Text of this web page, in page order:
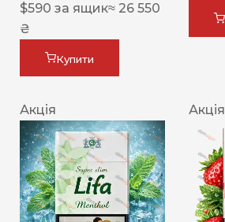
$590 за ящик≈ 26 550
₴
Купити
Акція Акція